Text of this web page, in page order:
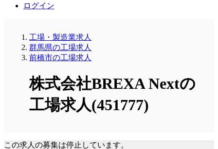
ログイン
工場・製造業求人
群馬県の工場求人
前橋市の工場求人
株式会社BREXA Nextの
工場求人(451777)
この求人の募集は停止しています。